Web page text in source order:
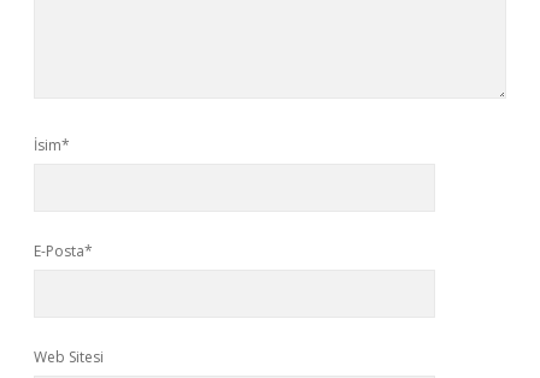
İsim*
E-Posta*
Web Sitesi